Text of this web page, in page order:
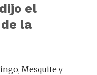
el
la
Mesquite y